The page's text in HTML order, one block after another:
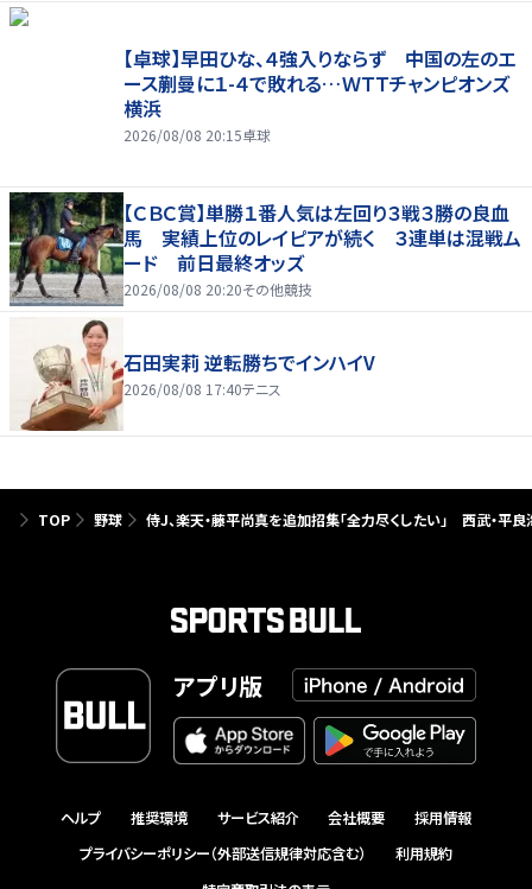
【卓球】早田ひな、４強入りならず 中国の左のエ
ース蒯曼に１-４で敗れる…ＷＴＴチャンピオンズ
横浜
2026/08/08 20:15卓球
【ＣＢＣ賞】単勝１番人気は左回り３戦３勝の良血
馬 実績上位のレイピアが続く ３連単は混戦ム
ード 前日最終オッズ
2026/08/08 20:20その他競技
石田実莉 逆転勝ちでインハイV
2026/08/08 17:40テニス
TOP 野球 侍J、楽天・藤平尚真を追加招集「全力尽くしたい」 西武・平
アプリ版
ヘルプ 推奨環境 サービス紹介 会社概要
採用情報
プライバシーポリシー（外部送信規律対応含む）
利用規約